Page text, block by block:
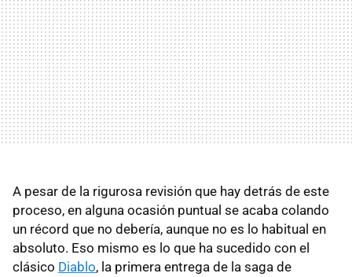
A pesar de la rigurosa revisión que hay detrás de este
proceso, en alguna ocasión puntual se acaba colando
un récord que no debería, aunque no es lo habitual en
absoluto. Eso mismo es lo que ha sucedido con el
clásico Diablo, la primera entrega de la saga de